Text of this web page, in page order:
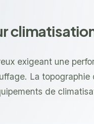
exigeant une
La topographie
de